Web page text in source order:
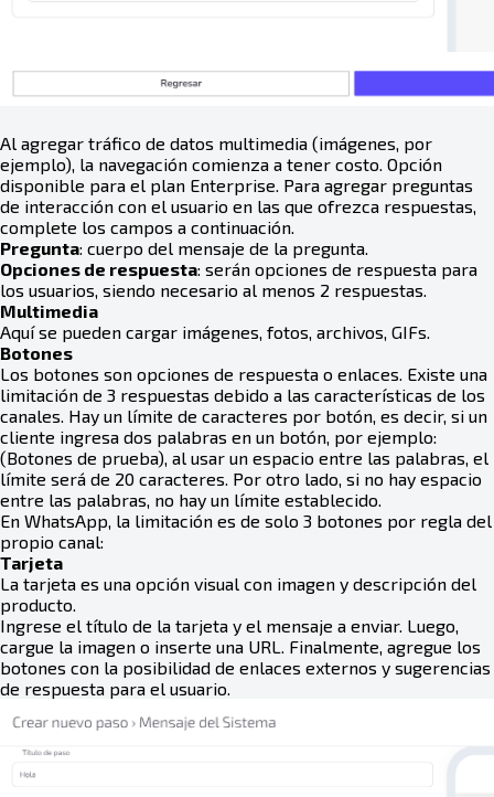
Al agregar tráfico de datos multimedia (imágenes, por
ejemplo), la navegación comienza a tener costo. Opción
disponible para el plan Enterprise. Para agregar preguntas
de interacción con el usuario en las que ofrezca respuestas,
complete los campos a continuación.
Pregunta: cuerpo del mensaje de la pregunta.
Opciones de respuesta: serán opciones de respuesta para
los usuarios, siendo necesario al menos 2 respuestas.
Multimedia
Aquí se pueden cargar imágenes, fotos, archivos, GIFs.
Botones
Los botones son opciones de respuesta o enlaces. Existe una
limitación de 3 respuestas debido a las características de los
canales. Hay un límite de caracteres por botón, es decir, si un
cliente ingresa dos palabras en un botón, por ejemplo:
(Botones de prueba), al usar un espacio entre las palabras, el
límite será de 20 caracteres. Por otro lado, si no hay espacio
entre las palabras, no hay un límite establecido.
En WhatsApp, la limitación es de solo 3 botones por regla del
propio canal:
Tarjeta
La tarjeta es una opción visual con imagen y descripción del
producto.
Ingrese el título de la tarjeta y el mensaje a enviar. Luego,
cargue la imagen o inserte una URL. Finalmente, agregue los
botones con la posibilidad de enlaces externos y sugerencias
de respuesta para el usuario.